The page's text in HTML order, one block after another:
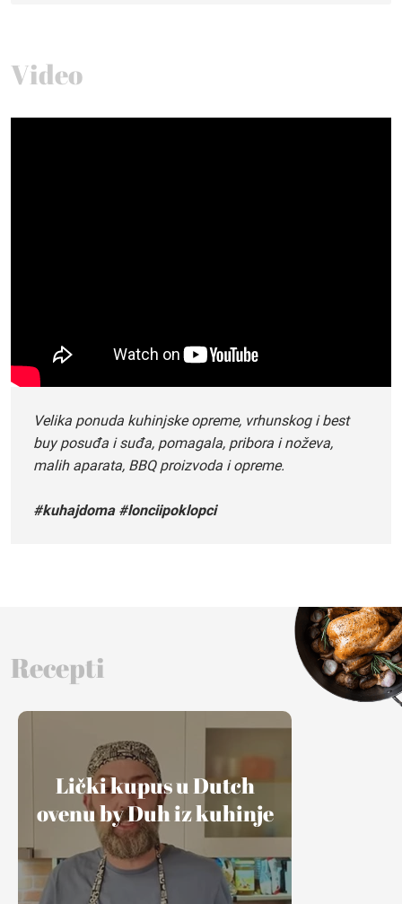
Video
Velika ponuda kuhinjske opreme, vrhunskog i best
buy posuđa i suđa, pomagala, pribora i noževa,
malih aparata, BBQ proizvoda i opreme.
#kuhajdoma #lonciipoklopci
Recepti
Lički kupus u Dutch
ovenu by Duh iz kuhinje